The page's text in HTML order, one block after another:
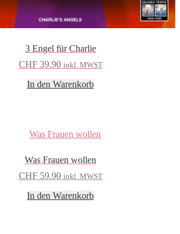
3 Engel für Charlie
CHF39.90 inkl. MWST
In den Warenkorb
Was Frauen wollen
CHF59.90 inkl. MWST
In den Warenkorb